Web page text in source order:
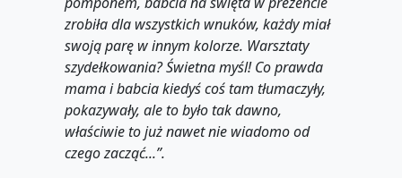
zrobiła dla wszystkich wnuków, każdy miał
swoją parę w innym kolorze. Warsztaty
szydełkowania? Świetna myśl! Co prawda
mama i babcia kiedyś coś tam tłumaczyły,
pokazywały, ale to było tak dawno,
właściwie to już nawet nie wiadomo od
czego zacząć...”.